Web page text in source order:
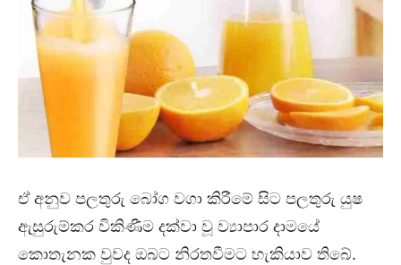
ඒ අනුව පලතුරු බෝග වගා කිරීමේ සිට පලතුරු යුෂ
ඇසුරුම්කර විකිණීම දක්වා වූ ව්‍යාපාර දාමයේ
කොතැනක වුවද ඔබට නිරතවීමට හැකියාව තිබේ.